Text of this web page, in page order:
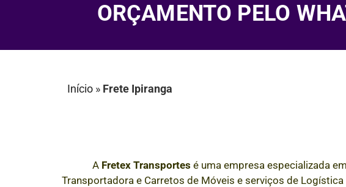
ORÇAMENTO PELO
Início » Frete Ipiranga
A Fretex Transportes é uma empresa especializada em
Transportadora e Carretos de Móveis e serviços de Logística